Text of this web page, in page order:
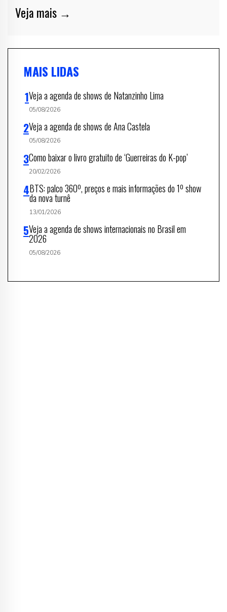
Veja mais →
MAIS LIDAS
Veja a agenda de shows de Natanzinho Lima
05/08/2026
Veja a agenda de shows de Ana Castela
05/08/2026
Como baixar o livro gratuito de ‘Guerreiras do K-pop’
20/02/2026
BTS: palco 360º, preços e mais informações do 1º show
da nova turnê
13/01/2026
Veja a agenda de shows internacionais no Brasil em
2026
05/08/2026